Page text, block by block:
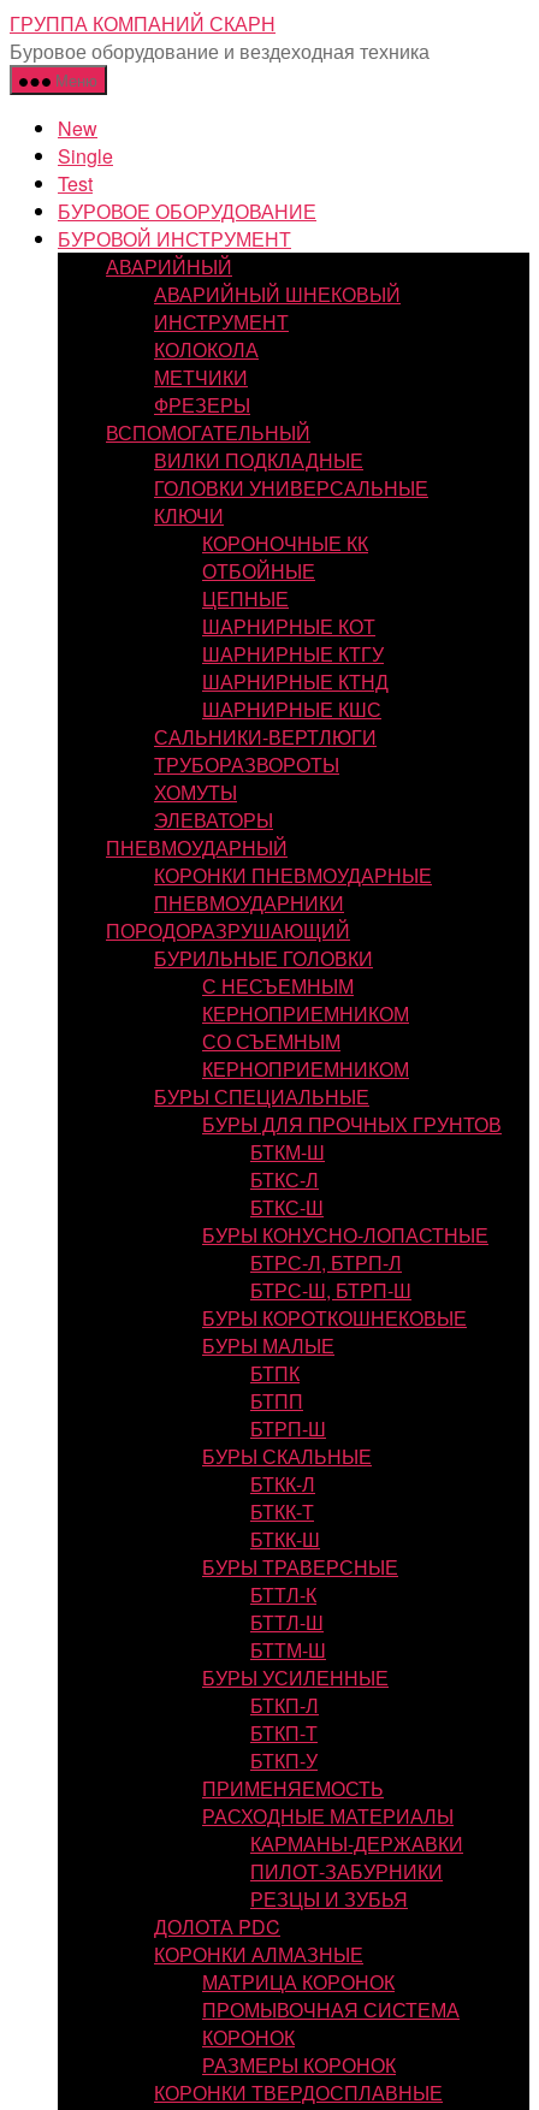
Перейти
к
содержимому
ГРУППА КОМПАНИЙ СКАРН
Буровое оборудование и вездеходная техника
Меню
New
Single
Test
БУРОВОЕ ОБОРУДОВАНИЕ
БУРОВОЙ ИНСТРУМЕНТ
АВАРИЙНЫЙ
АВАРИЙНЫЙ ШНЕКОВЫЙ
ИНСТРУМЕНТ
КОЛОКОЛА
МЕТЧИКИ
ФРЕЗЕРЫ
ВСПОМОГАТЕЛЬНЫЙ
ВИЛКИ ПОДКЛАДНЫЕ
ГОЛОВКИ УНИВЕРСАЛЬНЫЕ
КЛЮЧИ
КОРОНОЧНЫЕ КК
ОТБОЙНЫЕ
ЦЕПНЫЕ
ШАРНИРНЫЕ КОТ
ШАРНИРНЫЕ КТГУ
ШАРНИРНЫЕ КТНД
ШАРНИРНЫЕ КШС
САЛЬНИКИ-ВЕРТЛЮГИ
ТРУБОРАЗВОРОТЫ
ХОМУТЫ
ЭЛЕВАТОРЫ
ПНЕВМОУДАРНЫЙ
КОРОНКИ ПНЕВМОУДАРНЫЕ
ПНЕВМОУДАРНИКИ
ПОРОДОРАЗРУШАЮЩИЙ
БУРИЛЬНЫЕ ГОЛОВКИ
С НЕСЪЕМНЫМ
КЕРНОПРИЕМНИКОМ
СО СЪЕМНЫМ
КЕРНОПРИЕМНИКОМ
БУРЫ СПЕЦИАЛЬНЫЕ
БУРЫ ДЛЯ ПРОЧНЫХ ГРУНТОВ
БТКМ-Ш
БТКС-Л
БТКС-Ш
БУРЫ КОНУСНО-ЛОПАСТНЫЕ
БТРС-Л, БТРП-Л
БТРС-Ш, БТРП-Ш
БУРЫ КОРОТКОШНЕКОВЫЕ
БУРЫ МАЛЫЕ
БТПК
БТПП
БТРП-Ш
БУРЫ СКАЛЬНЫЕ
БТКК-Л
БТКК-Т
БТКК-Ш
БУРЫ ТРАВЕРСНЫЕ
БТТЛ-К
БТТЛ-Ш
БТТМ-Ш
БУРЫ УСИЛЕННЫЕ
БТКП-Л
БТКП-Т
БТКП-У
ПРИМЕНЯЕМОСТЬ
РАСХОДНЫЕ МАТЕРИАЛЫ
КАРМАНЫ-ДЕРЖАВКИ
ПИЛОТ-ЗАБУРНИКИ
РЕЗЦЫ И ЗУБЬЯ
ДОЛОТА PDC
КОРОНКИ АЛМАЗНЫЕ
МАТРИЦА КОРОНОК
ПРОМЫВОЧНАЯ СИСТЕМА
КОРОНОК
РАЗМЕРЫ КОРОНОК
КОРОНКИ ТВЕРДОСПЛАВНЫЕ